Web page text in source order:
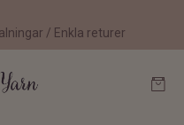
/ Enkla returer